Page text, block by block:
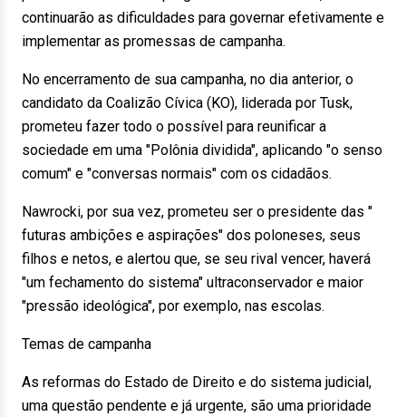
continuarão as dificuldades para governar efetivamente e
implementar as promessas de campanha.
No encerramento de sua campanha, no dia anterior, o
candidato da Coalizão Cívica (KO), liderada por Tusk,
prometeu fazer todo o possível para reunificar a
sociedade em uma "Polônia dividida", aplicando "o senso
comum" e "conversas normais" com os cidadãos.
Nawrocki, por sua vez, prometeu ser o presidente das "
futuras ambições e aspirações" dos poloneses, seus
filhos e netos, e alertou que, se seu rival vencer, haverá
"um fechamento do sistema" ultraconservador e maior
"pressão ideológica", por exemplo, nas escolas.
Temas de campanha
As reformas do Estado de Direito e do sistema judicial,
uma questão pendente e já urgente, são uma prioridade